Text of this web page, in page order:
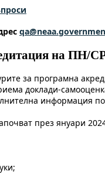
на ПН/
за програмна
доклади-
информация
през януари